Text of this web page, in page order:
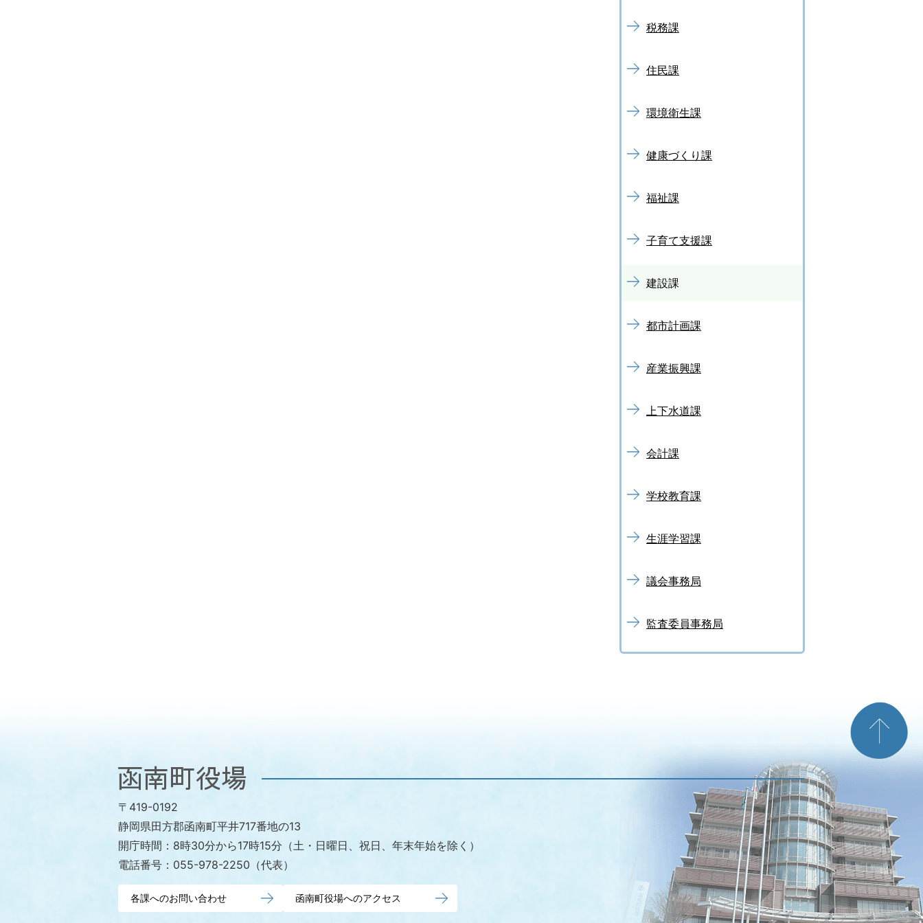
税務課
住民課
環境衛生課
健康づくり課
福祉課
子育て支援課
建設課
都市計画課
産業振興課
上下水道課
会計課
学校教育課
生涯学習課
議会事務局
監査委員事務局
函
町
役
場
〒419-0192
静岡県田方郡函南町平井717番地の13
開庁時間： 8時30分から17時15分（土・日曜日、祝日、年末年始を除く）
電話番号： 055-978-2250（代表）
各課へのお問い合わせ 函南町役場へのアクセス